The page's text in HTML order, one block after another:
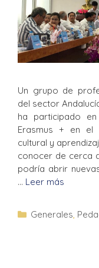
Un grupo de
del sector
ha participado
Erasmus + en el
cultural y
conocer de cerca
podría abrir
… Leer más
Generales